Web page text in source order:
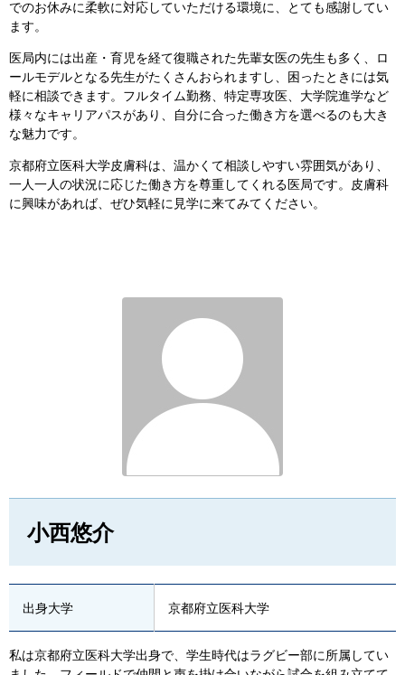
でのお休みに柔軟に対応していただける環境に、とても感謝してい
ます。
医局内には出産・育児を経て復職された先輩女医の先生も多く、ロ
ールモデルとなる先生がたくさんおられますし、困ったときには気
軽に相談できます。フルタイム勤務、特定専攻医、大学院進学など
様々なキャリアパスがあり、自分に合った働き方を選べるのも大き
な魅力です。
京都府立医科大学皮膚科は、温かくて相談しやすい雰囲気があり、
一人一人の状況に応じた働き方を尊重してくれる医局です。皮膚科
に興味があれば、ぜひ気軽に見学に来てみてください。
小西悠介
出身大学 京都府立医科大学
私は京都府立医科大学出身で、学生時代はラグビー部に所属してい